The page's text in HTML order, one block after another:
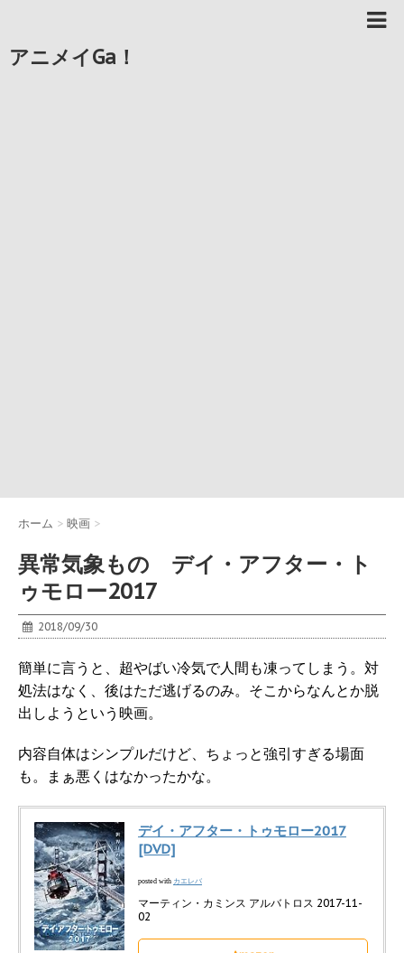
アニメイGa！
ホーム > 映画 >
異常気象もの デイ・アフター・ト
ゥモロー2017
2018/09/30
簡単に言うと、超やばい冷気で人間も凍ってしまう。対
処法はなく、後はただ逃げるのみ。そこからなんとか脱
出しようという映画。
内容自体はシンプルだけど、ちょっと強引すぎる場面
も。まぁ悪くはなかったかな。
デイ・アフター・トゥモロー2017
[DVD]
posted with カエレバ
マーティン・カミンス アルバトロス 2017-11-
02